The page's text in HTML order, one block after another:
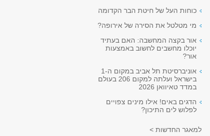
כוחות העל של חיטת הבר הקדומה
מי מטלטל את הסירה של אירופה?
אור בקצה המחשבה: האם בעתיד
יוכלו מחשבים לחשוב באמצעות
אור?
אוניברסיטת תל אביב במקום ה-1
בישראל ועלתה למקום 206 בעולם
במדד טאיוואן 2026
הדגים באים! אילו מינים צפויים
לפלוש לים התיכון?
למאגר החדשות >